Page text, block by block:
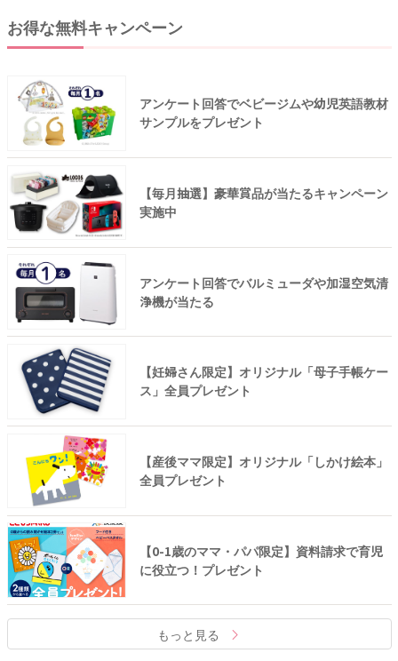
お得な無料キャンペーン
アンケート回答でベビージムや幼児英語教材
サンプルをプレゼント
【毎月抽選】豪華賞品が当たるキャンペーン
実施中
アンケート回答でバルミューダや加湿空気清
浄機が当たる
【妊婦さん限定】オリジナル「母子手帳ケー
ス」全員プレゼント
【産後ママ限定】オリジナル「しかけ絵本」
全員プレゼント
【0-1歳のママ・パパ限定】資料請求で育児
に役立つ！プレゼント
もっと見る